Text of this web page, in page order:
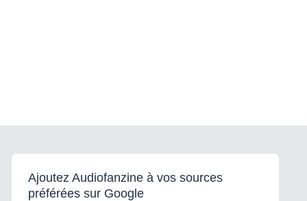
Ajoutez Audiofanzine à vos sources
préférées sur Google